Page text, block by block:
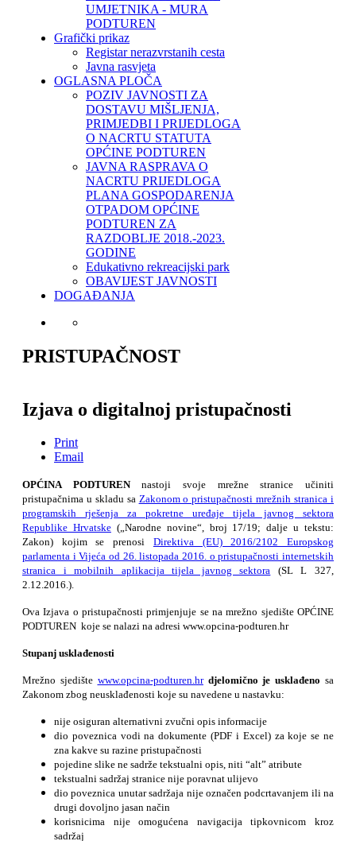
UMJETNIKA - MURA
PODTUREN
Grafički prikaz
Registar nerazvrstanih cesta
Javna rasvjeta
OGLASNA PLOČA
POZIV JAVNOSTI ZA
DOSTAVU MIŠLJENJA,
PRIMJEDBI I PRIJEDLOGA
O NACRTU STATUTA
OPĆINE PODTUREN
JAVNA RASPRAVA O
NACRTU PRIJEDLOGA
PLANA GOSPODARENJA
OTPADOM OPĆINE
PODTUREN ZA
RAZDOBLJE 2018.-2023.
GODINE
Edukativno rekreacijski park
OBAVIJEST JAVNOSTI
DOGAĐANJA
PRISTUPAČNOST
Izjava o digitalnoj pristupačnosti
Print
Email
OPĆINA PODTURENnastoji svoje mrežne stranice učiniti
pristupačnima u skladu sa Zakonom o pristupačnosti mrežnih stranica i
programskih rješenja za pokretne uređaje tijela javnog sektora
Republike Hrvatske(„Narodne novine“, broj 17/19; dalje u tekstu:
Zakon) kojim se prenosi Direktiva (EU) 2016/2102 Europskog
parlamenta i Vijeća od 26. listopada 2016. o pristupačnosti internetskih
stranica i mobilnih aplikacija tijela javnog sektora (SL L 327,
2.12.2016.).
Ova Izjava o pristupačnosti primjenjuje se na mrežno sjedište OPĆINE
PODTUREN koje se nalazi na adresi www.opcina-podturen.hr
Stupanj usklađenosti
Mrežno sjedište www.opcina-podturen.hr djelomično je usklađeno sa
Zakonom zbog neusklađenosti koje su navedene u nastavku:
nije osiguran alternativni zvučni opis informacije
dio poveznica vodi na dokumente (PDF i Excel) za koje se ne
zna kakve su razine pristupačnosti
pojedine slike ne sadrže tekstualni opis, niti “alt” atribute
tekstualni sadržaj stranice nije poravnat ulijevo
dio poveznica unutar sadržaja nije označen podcrtavanjem ili na
drugi dovoljno jasan način
korisnicima nije omogućena navigacija tipkovnicom kroz
sadržaj